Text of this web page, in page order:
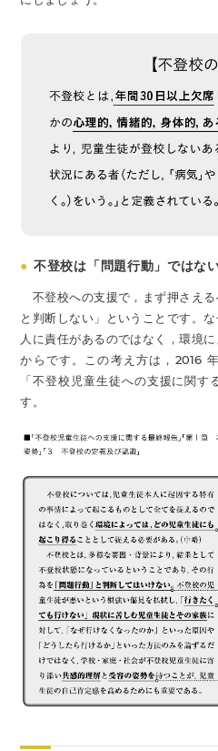
● 不登校は「問題行動」ではな
不登校への支援で，まず押さえ
と判断しない」ということです。
人に責任があるのではなく，環境
からです。この考え方は，2016
「不登校児童生徒への支援に関
す。